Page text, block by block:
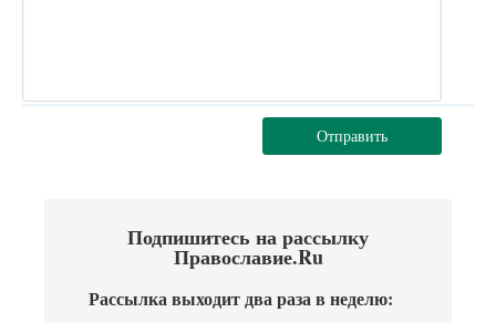
Отправить
Подпишитесь на рассылку
Православие.Ru
Рассылка выходит два раза в неделю: